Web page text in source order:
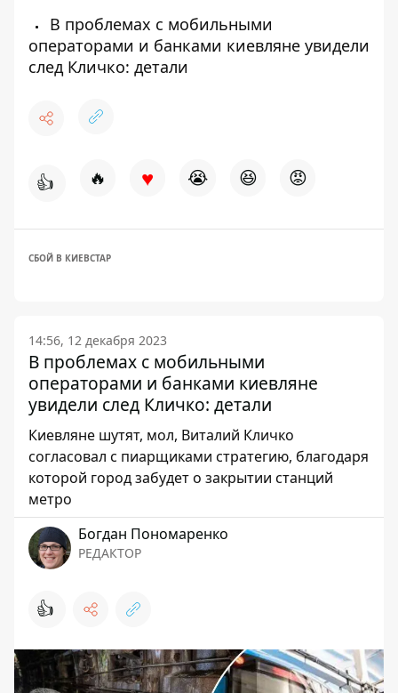
В проблемах с мобильными
операторами и банками киевляне увидели
след Кличко: детали
👍 🔥 ♥ 😭 😆 😡
СБОЙ В КИЕВСТАР
14:56, 12 декабря 2023
В проблемах с мобильными
операторами и банками киевляне
увидели след Кличко: детали
Киевляне шутят, мол, Виталий Кличко
согласовал с пиарщиками стратегию, благодаря
которой город забудет о закрытии станций
метро
Богдан Пономаренко
РЕДАКТОР
👍